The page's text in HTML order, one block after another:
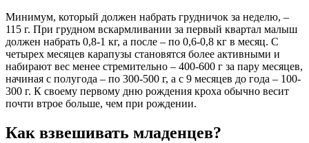
Минимум, который должен набрать грудничок за неделю, –
115 г. При грудном вскармливании за первый квартал малыш
должен набрать 0,8-1 кг, а после – по 0,6-0,8 кг в месяц. С
четырех месяцев карапузы становятся более активными и
набирают вес менее стремительно – 400-600 г за пару месяцев,
начиная с полугода – по 300-500 г, а с 9 месяцев до года – 100-
300 г. К своему первому дню рождения кроха обычно весит
почти втрое больше, чем при рождении.
Как взвешивать младенцев?